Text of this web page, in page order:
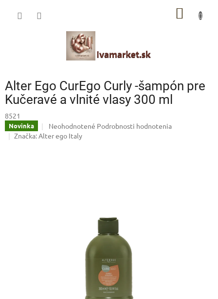
Alter Ego CurEgo Curly -šampón pre
Kučeravé a vlnité vlasy 300 ml
8521
Novinka
Priemerné
hodnotenie
Neohodnotené Podrobnosti hodnotenia
Značka:Alter ego Italy
IVAMARKET poradca